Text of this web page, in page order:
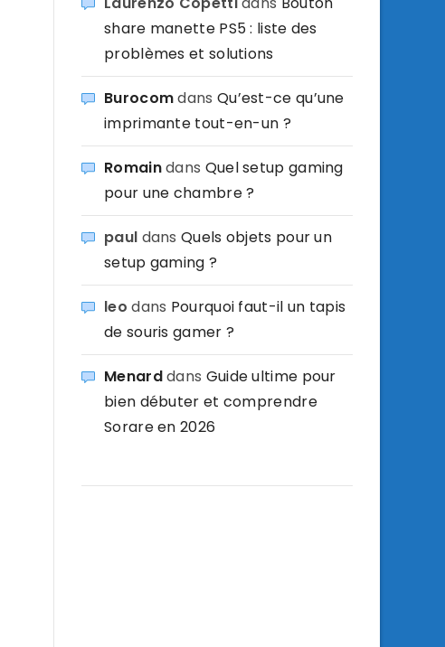
share manette PS5 : liste des
problèmes et solutions
Burocomdans Qu’est-ce qu’une
imprimante tout-en-un ?
Romaindans Quel setup gaming
pour une chambre ?
paul dansQuels objets pour un
setup gaming ?
leo dans Pourquoi faut-il un tapis
de souris gamer ?
Menarddans Guide ultime pour
bien débuter et comprendre
Sorare en 2026